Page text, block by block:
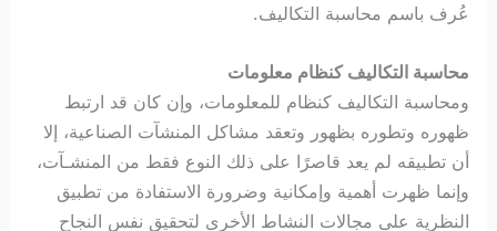
عُرف باسم محاسبة التكاليف.
محاسبة التكاليف كنظام معلومات
ومحاسبة التكاليف كنظام للمعلومات، وإن كان قد ارتبط
ظهوره وتطوره بظهور وتعقد مشاكل المنشآت الصناعية، إلا
أن تطبيقه لم يعد قاصرًا على ذلك النوع فقط من المنشـآت،
وإنما ظهرت أهمية وإمكانية وضرورة الاستفادة من تطبيق
النظرية على مجالات النشاط الأخرى لتحقيق نفس النجاح